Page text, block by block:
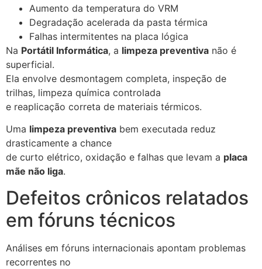
Aumento da temperatura do VRM
Degradação acelerada da pasta térmica
Falhas intermitentes na placa lógica
Na Portátil Informática, a limpeza preventiva não é
superficial.
Ela envolve desmontagem completa, inspeção de
trilhas, limpeza química controlada
e reaplicação correta de materiais térmicos.
Uma limpeza preventiva bem executada reduz
drasticamente a chance
de curto elétrico, oxidação e falhas que levam a placa
mãe não liga.
Defeitos crônicos relatados
em fóruns técnicos
Análises em fóruns internacionais apontam problemas
recorrentes no